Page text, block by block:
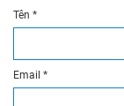
Tên *
Email *